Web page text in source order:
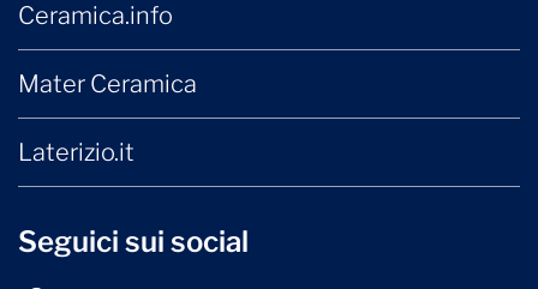
Ceramica.info
Mater Ceramica
Laterizio.it
Seguici sui social